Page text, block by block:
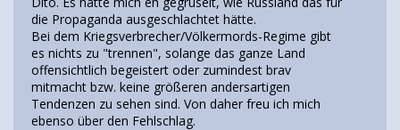
die Propaganda ausgeschlachtet hätte.
Bei dem Kriegsverbrecher/Völkermords-Regime gibt
es nichts zu "trennen", solange das ganze Land
offensichtlich begeistert oder zumindest brav
mitmacht bzw. keine größeren andersartigen
Tendenzen zu sehen sind. Von daher freu ich mich
ebenso über den Fehlschlag.